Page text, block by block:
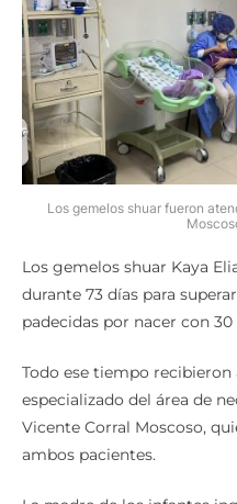
Los gemelos shuar fueron
Los gemelos shuar Kaya
durante 73 días para
padecidas por nacer con
Todo ese tiempo
especializado del área de
Vicente Corral Moscoso,
ambos pacientes.